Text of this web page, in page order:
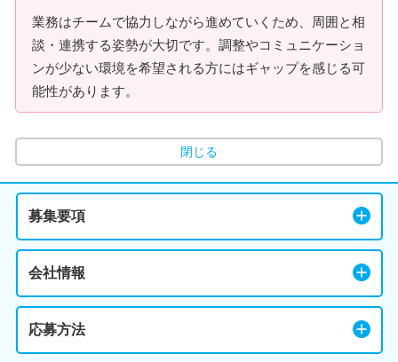
業務はチームで協力しながら進めていくため、周囲と相
談・連携する姿勢が大切です。調整やコミュニケーショ
ンが少ない環境を希望される方にはギャップを感じる可
能性があります。
閉じる
募集要項
会社情報
応募方法